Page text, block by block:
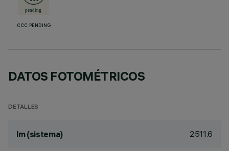
CCC PENDING
DATOS FOTOMÉTRICOS
DETALLES
lm (sistema) 2511.6